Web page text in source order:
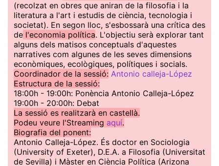
(recolzat en obres que aniran de la filosofia i la
literatura a l'art i estudis de ciència, tecnologia i
societat). En segon lloc, s'esbossarà una crítica des
de l'economia política. L'objectiu serà explorar tant
alguns dels matisos conceptuals d'aquestes
narratives com algunes de les seves dimensions
econòmiques, ecològiques, polítiques i socials.
Coordinador de la sessió: Antonio calleja-López
Estructura de la sessió:
18:00h - 19:00h: Ponència Antonio Calleja-López
19:00h - 20:00h: Debat
La sessió es realitzarà en castellà.
Podeu veure l'Streaming aquí.
Biografia del ponent:
Antonio Calleja-López. És doctor en Sociologia
(University of Exeter), D.E.A. a Filosofia (Universitat
de Sevilla) i Màster en Ciència Política (Arizona